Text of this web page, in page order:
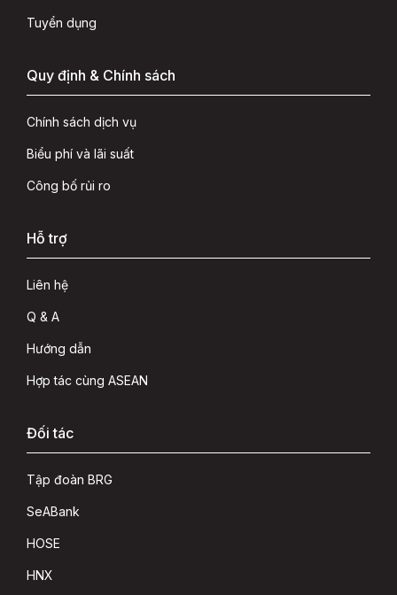
Tuyển dụng
Quy định & Chính sách
Chính sách dịch vụ
Biểu phí và lãi suất
Công bố rủi ro
Hỗ trợ
Liên hệ
Q & A
Hướng dẫn
Hợp tác cùng ASEAN
Đối tác
Tập đoàn BRG
SeABank
HOSE
HNX